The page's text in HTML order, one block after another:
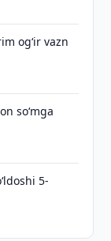
og‘ir vazn
so‘mga
5-